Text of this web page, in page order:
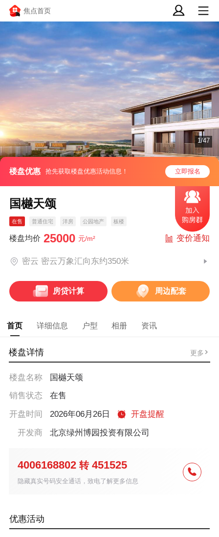
焦点首页
楼盘优惠 抢先获取楼盘优惠活动信息！ 立即报名
1/47
国樾天颂
在售 普通住宅 洋房 公园地产 板楼
楼盘均价 25000 元/m² 变价通知
密云 密云万象汇向东约350米
房贷计算 周边配套
首页 详细信息 户型 相册 资讯
楼盘详情 更多
楼盘名称
国樾天颂
销售状态
在售
开盘时间
2026年06月26日
开盘提醒
开发商
北京绿州博园投资有限公司
4006168802 转 451525
隐藏真实号码安全通话，致电了解更多信息
优惠活动